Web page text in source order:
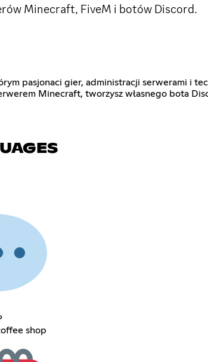
Minecraft, FiveM i botów Discord.
pasjonaci gier, administracji serwerami i
Minecraft, tworzysz własnego bota
shop